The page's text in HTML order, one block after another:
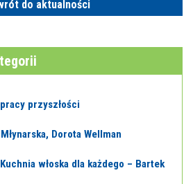
do aktualności
przyszłości
Dorota Wellman
włoska dla każdego – Bartek